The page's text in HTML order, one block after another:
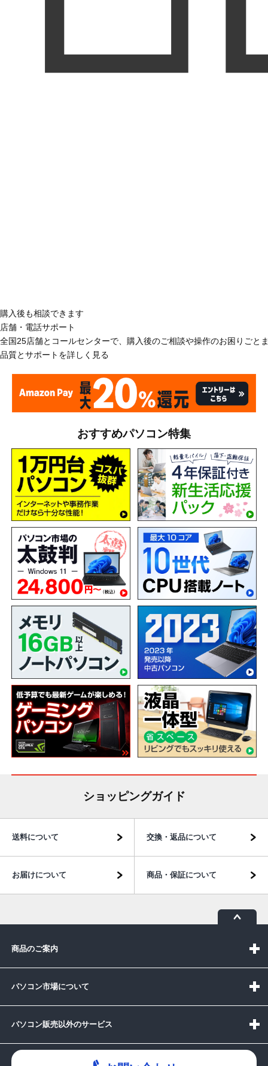
購入後も相談できます
店舗・電話サポート
全国25店舗とコールセンターで、購入後のご相談や操作のお困りごと
品質とサポートを詳しく見る
おすすめパソコン特集
ショッピングガイド
送料について 交換・返品について
お届けについて 商品・保証について
商品のご案内
パソコン市場について
パソコン販売以外のサービス